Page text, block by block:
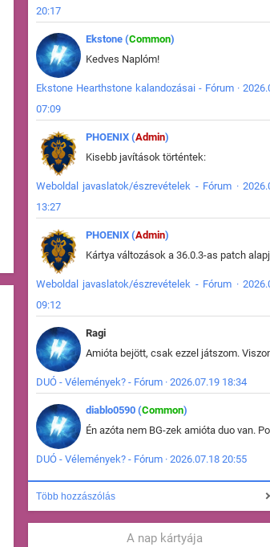
20:17
Ekstone (Common)
Kedves Naplóm!
Ekstone Hearthstone kalandozásai - Fórum ·
07:09
PHOENIX (Admin)
Kisebb javítások történtek:
Weboldal javaslatok/észrevételek - Fórum ·
13:27
PHOENIX (Admin)
Weboldal javaslatok/észrevételek - Fórum ·
09:12
Ragi
DUÓ - Vélemények? - Fórum · 2026.07.19 18:34
diablo0590 (Common)
DUÓ - Vélemények? - Fórum · 2026.07.18 20:55
Több hozzászólás
A nap kártyája